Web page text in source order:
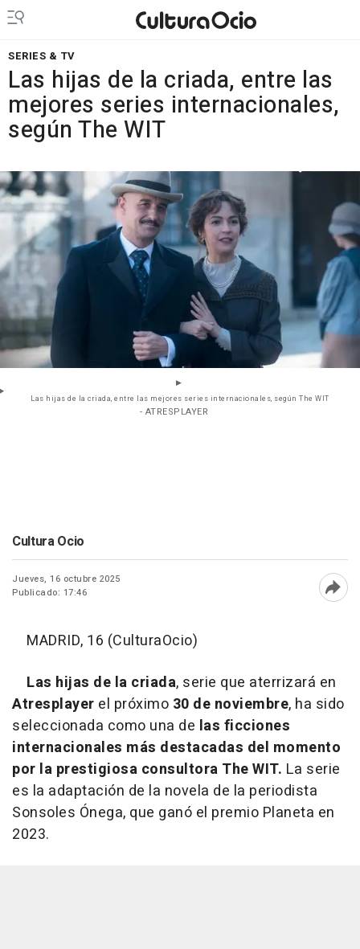
SERIES & TV
Las hijas de la criada, entre las
mejores series internacionales,
según The WIT
Las hijas de la criada, entre las mejores series internacionales, según The WIT
- ATRESPLAYER
Cultura Ocio
Jueves, 16 octubre 2025
Publicado: 17:46
MADRID, 16 (CulturaOcio)
Las hijas de la criada, serie que aterrizará en
Atresplayer el próximo 30 de noviembre, ha sido
seleccionada como una de las ficciones
internacionales más destacadas del momento
por la prestigiosa consultora The WIT. La serie
es la adaptación de la novela de la periodista
Sonsoles Ónega, que ganó el premio Planeta en
2023.